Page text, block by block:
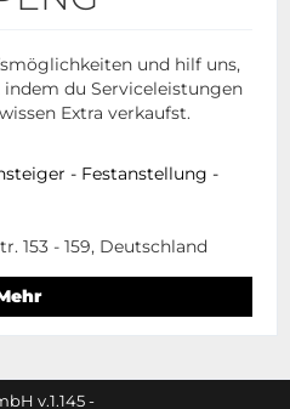
und hilf uns,
indem du Serviceleistungen
Extra verkaufst.
- Festanstellung -
153 - 159, Deutschland
v.1.145 -